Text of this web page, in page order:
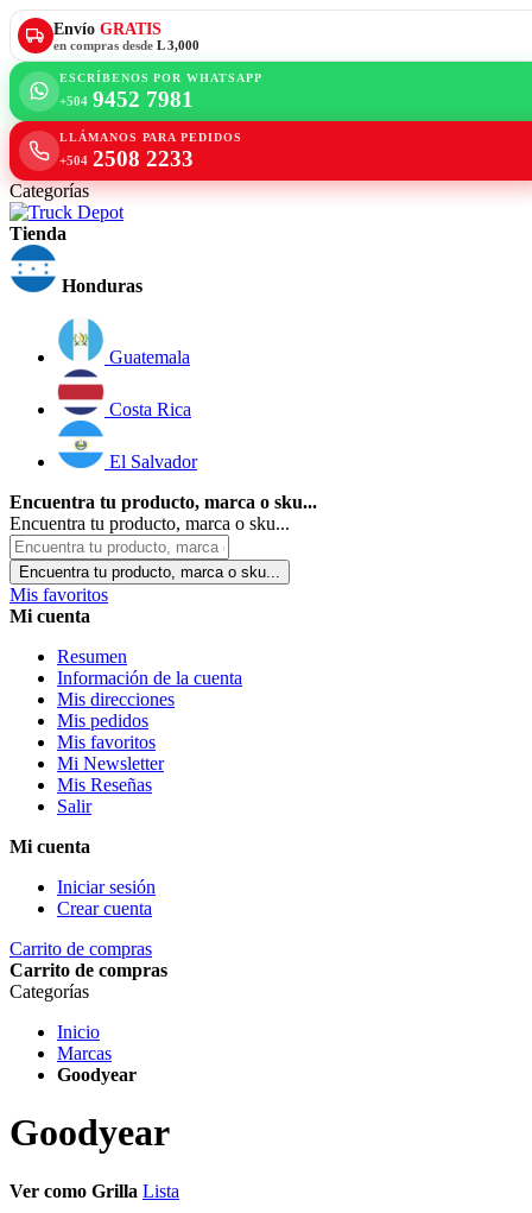
Envío GRATIS
en compras desde L 3,000
ESCRÍBENOS POR WHATSAPP
+504 9452 7981
LLÁMANOS PARA PEDIDOS
+504 2508 2233
Categorías
Tienda
Honduras
Guatemala
Costa Rica
El Salvador
Encuentra tu producto, marca o sku...
Encuentra tu producto, marca o sku...
Encuentra tu producto, marca o sku...
Mis favoritos
Mi cuenta
Resumen
Información de la cuenta
Mis direcciones
Mis pedidos
Mis favoritos
Mi Newsletter
Mis Reseñas
Salir
Mi cuenta
Iniciar sesión
Crear cuenta
Carrito de compras
Carrito de compras
Categorías
Inicio
Marcas
Goodyear
Goodyear
Ver como Grilla Lista